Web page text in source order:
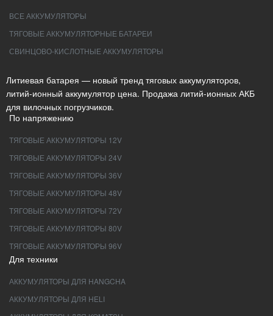
ВСЕ АККУМУЛЯТОРЫ
ТЯГОВЫЕ АККУМУЛЯТОРНЫЕ БАТАРЕИ
СВИНЦОВО-КИСЛОТНЫЕ АККУМУЛЯТОРЫ
Литиевая батарея — новый тренд тяговых аккумуляторов,
литий-ионный аккумулятор цена. Продажа литий-ионных АКБ
для вилочных погрузчиков.
По напряжению
ТЯГОВЫЕ АККУМУЛЯТОРЫ 12V
ТЯГОВЫЕ АККУМУЛЯТОРЫ 24V
ТЯГОВЫЕ АККУМУЛЯТОРЫ 36V
ТЯГОВЫЕ АККУМУЛЯТОРЫ 48V
ТЯГОВЫЕ АККУМУЛЯТОРЫ 72V
ТЯГОВЫЕ АККУМУЛЯТОРЫ 80V
ТЯГОВЫЕ АККУМУЛЯТОРЫ 96V
Для техники
АККУМУЛЯТОРЫ ДЛЯ HANGCHA
АККУМУЛЯТОРЫ ДЛЯ HELI